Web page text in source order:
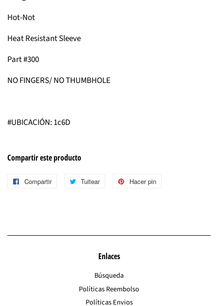
Hot-Not
Heat Resistant Sleeve
Part #300
NO FINGERS/ NO THUMBHOLE
#UBICACIÓN: 1c6D
Compartir este producto
Compartir
CompartirTuitear
Tuitear
Hacer pin
Enlaces
Búsqueda
Políticas Reembolso
Políticas Envios